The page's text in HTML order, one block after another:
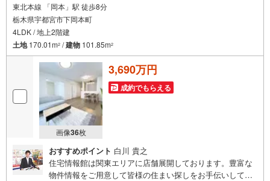
東北本線 「岡本」駅 徒歩8分
栃木県宇都宮市下岡本町
4LDK / 地上2階建
土地170.01m2 /建物 101.85m2
画像36枚
3,690万円
成約でもらえる
おすすめポイント 白川 貴之
住宅情報館は関東エリアに店舗展開しております。豊富な
物件情報をご用意して皆様の住まい探しをお手伝いしてお